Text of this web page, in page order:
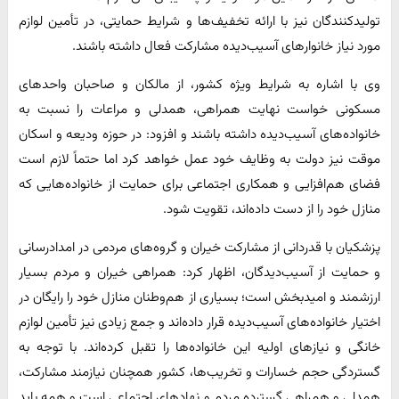
تولیدکنندگان نیز با ارائه تخفیف‌ها و شرایط حمایتی، در تأمین لوازم
مورد نیاز خانوارهای آسیب‌دیده مشارکت فعال داشته باشند.
وی با اشاره به شرایط ویژه کشور، از مالکان و صاحبان واحدهای
مسکونی خواست نهایت همراهی، همدلی و مراعات را نسبت به
خانواده‌های آسیب‌دیده داشته باشند و افزود: در حوزه ودیعه و اسکان
موقت نیز دولت به وظایف خود عمل خواهد کرد اما حتماً لازم است
فضای هم‌افزایی و همکاری اجتماعی برای حمایت از خانواده‌هایی که
منازل خود را از دست داده‌اند، تقویت شود.
پزشکیان با قدردانی از مشارکت خیران و گروه‌های مردمی در امدادرسانی
و حمایت از آسیب‌دیدگان، اظهار کرد: همراهی خیران و مردم بسیار
ارزشمند و امیدبخش است؛ بسیاری از هم‌وطنان منازل خود را رایگان در
اختیار خانواده‌های آسیب‌دیده قرار داده‌اند و جمع زیادی نیز تأمین لوازم
خانگی و نیازهای اولیه این خانواده‌ها را تقبل کرده‌اند. با توجه به
گستردگی حجم خسارات و تخریب‌ها، کشور همچنان نیازمند مشارکت،